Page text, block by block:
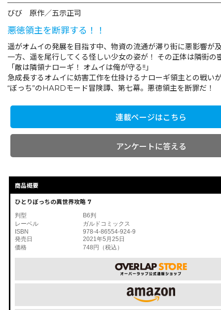
びび 原作／五示正司
悪徳領主を断罪する！！
遥がオムイの発展を目指す中、物資の流通が滞り街に悪影響が
一方、遥を尾行してくる怪しい少女の姿が！ その正体は隣街
「敵は隣領ナローギ！ オムイは俺が守る!!」
急成長するオムイに妨害工作を仕掛けるナローギ領主との戦い
“ぼっち”のHARDモード冒険譚、第七幕。悪徳領主を断罪だ！
連載ページはこちら
アンケートに答える
商品概要
ひとりぼっちの異世界攻略 7
判型
B6判
レーベル
ガルドコミックス
ISBN
978-4-86554-924-9
発売日
2021年5月25日
価格
748円（税込）